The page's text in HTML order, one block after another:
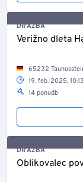
DRAŽBA
Verižno dleta
65232
19. feb. 2025,
14 ponudb
DRAŽBA
Oblikovalec